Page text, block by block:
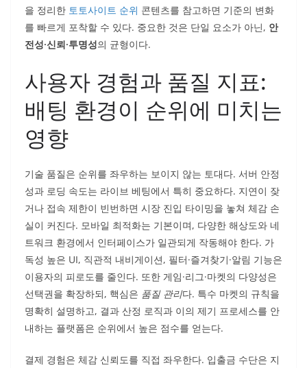
을 정리한 토토사이트 순위 콘텐츠를 참고하면 기준의 변화
를 빠르게 포착할 수 있다. 중요한 것은 단일 요소가 아닌, 안
전성·신뢰·투명성의 균형이다.
사용자 경험과 품질 지표:
배팅 환경이 순위에 미치는
영향
기술 품질은 순위를 좌우하는 보이지 않는 토대다. 서버 안정
성과 로딩 속도는 라이브 베팅에서 특히 중요하다. 지연이 잦
거나 접속 제한이 빈번하면 시장 진입 타이밍을 놓쳐 체감 손
실이 커진다. 모바일 최적화는 기본이며, 다양한 해상도와 네
트워크 환경에서 인터페이스가 일관되게 작동해야 한다. 가
독성 높은 UI, 직관적 내비게이션, 필터·즐겨찾기·알림 기능은
이용자의 피로도를 줄인다. 또한 게임·리그·마켓의 다양성은
선택권을 확장하되, 핵심은 품질 관리다. 특수 마켓의 규칙을
명확히 설명하고, 결과 산정 로직과 이의 제기 프로세스를 안
내하는 플랫폼은 순위에서 높은 점수를 얻는다.
결제 경험은 체감 신뢰도를 직접 좌우한다. 입출금 수단은 지